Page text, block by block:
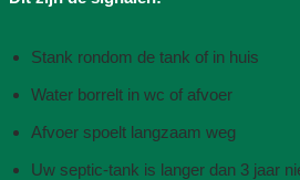
Stank rondom de tank of in huis
Water borrelt in wc of afvoer
Afvoer spoelt langzaam weg
Uw septic-tank is langer dan 3 jaar